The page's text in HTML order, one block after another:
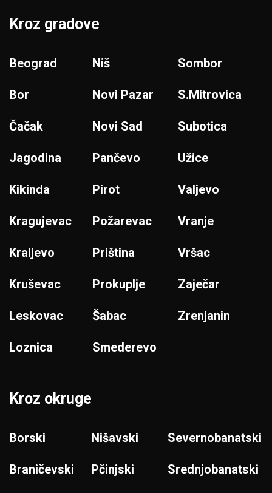
Kroz gradove
Beograd
Bor
Čačak
Jagodina
Kikinda
Kragujevac
Kraljevo
Kruševac
Leskovac
Loznica
Niš
Novi Pazar
Novi Sad
Pančevo
Pirot
Požarevac
Priština
Prokuplje
Šabac
Smederevo
Sombor
S.Mitrovica
Subotica
Užice
Valjevo
Vranje
Vršac
Zaječar
Zrenjanin
Kroz okruge
Borski
Braničevski
Nišavski
Pčinjski
Severnobanatski
Srednjobanatski